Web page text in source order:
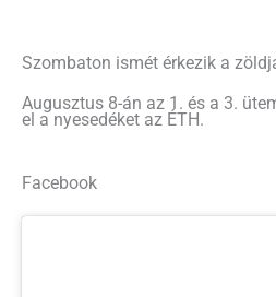
Szombaton ismét érkezik a
Augusztus 8-án az 1. és a 3.
el a nyesedéket az ÉTH.
Facebook